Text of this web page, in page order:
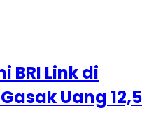
BRI Link di
Uang 12,5